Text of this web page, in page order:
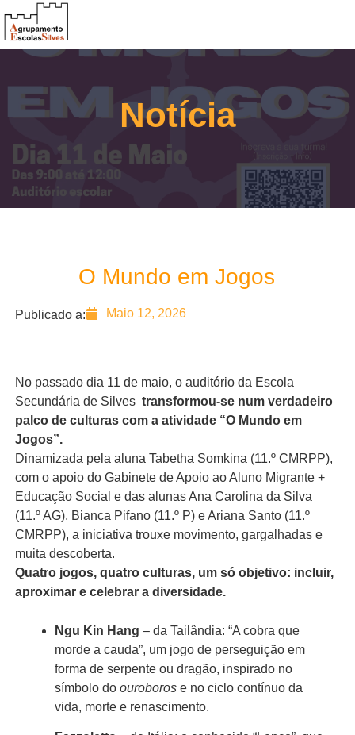
Notícia
O Mundo em Jogos
Publicado a: Maio 12, 2026
No passado dia 11 de maio, o auditório da Escola
Secundária de Silves transformou‑se num verdadeiro
palco de culturas com a atividade “O Mundo em
Jogos”.
Dinamizada pela aluna Tabetha Somkina (11.º CMRPP),
com o apoio do Gabinete de Apoio ao Aluno Migrante +
Educação Social e das alunas Ana Carolina da Silva
(11.º AG), Bianca Pifano (11.º P) e Ariana Santo (11.º
CMRPP), a iniciativa trouxe movimento, gargalhadas e
muita descoberta.
Quatro jogos, quatro culturas, um só objetivo: incluir,
aproximar e celebrar a diversidade.
Ngu Kin Hang – da Tailândia: “A cobra que
morde a cauda”, um jogo de perseguição em
forma de serpente ou dragão, inspirado no
símbolo do ouroboros e no ciclo contínuo da
vida, morte e renascimento.